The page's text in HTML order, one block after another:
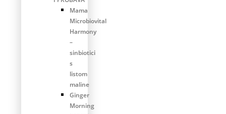
Mama
Microbiovital
Harmony
–
sinbiotici
s
listom
maline
Ginger
Morning